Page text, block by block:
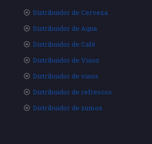
Distribuidor de Cerveza
Distribuidor de Agua
Distribuidor de Café
Distribuidor de Vinos
Distribuidor de vinos
Distribuidor de refrescos
Distribuidor de zumos